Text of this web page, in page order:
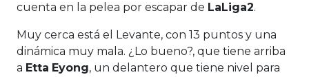
cuenta en la pelea por escapar de LaLiga2.
Muy cerca está el Levante, con 13 puntos y una
dinámica muy mala. ¿Lo bueno?, que tiene arriba
a Etta Eyong, un delantero que tiene nivel para